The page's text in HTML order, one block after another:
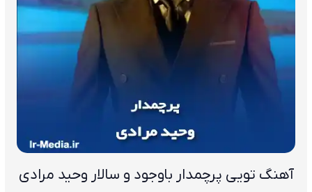
آهنگ تویی پرچمدار باوجود و سالار وحید مرادی